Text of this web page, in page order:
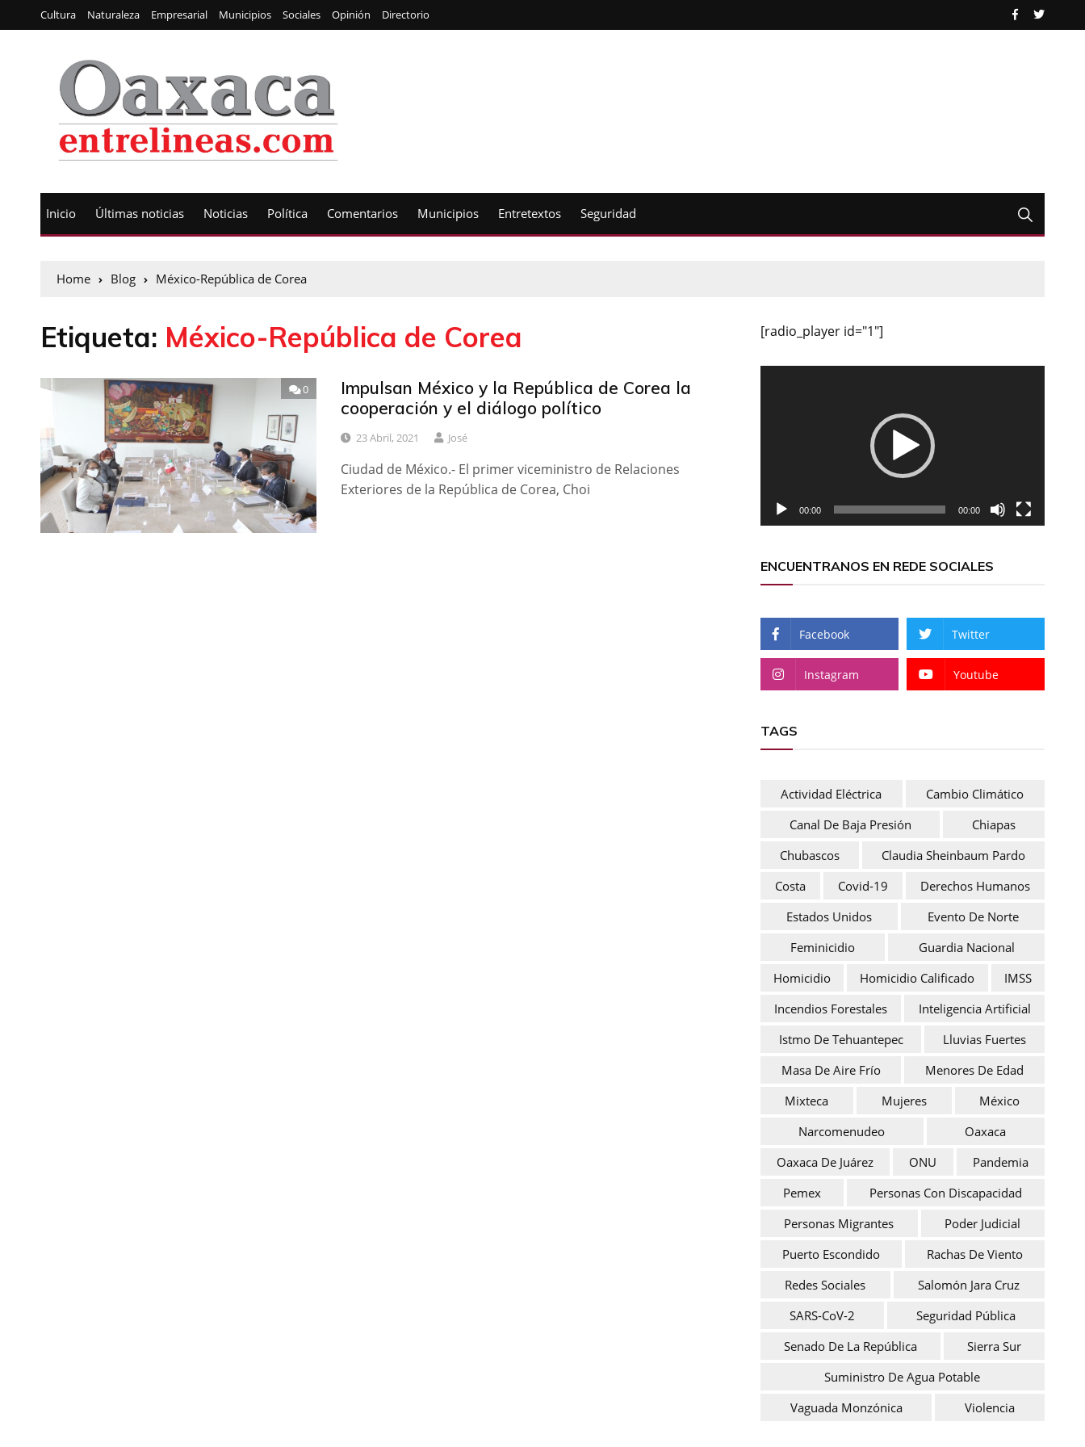
Cultura Naturaleza Empresarial Municipios Sociales Opinión Directorio
Inicio Últimas noticias Noticias Política Comentarios Municipios Entretextos Seguridad
Home Blog México-República de Corea
Etiqueta: México-República de Corea
0
Impulsan México y la República de Corea la
cooperación y el diálogo político
23 Abril, 2021 José
Ciudad de México.- El primer viceministro de Relaciones
Exteriores de la República de Corea, Choi
[radio_player id="1"]
00:00 00:00
ENCUENTRANOS EN REDE SOCIALES
Facebook Twitter
Instagram Youtube
TAGS
Actividad Eléctrica
Cambio Climático
Canal De Baja Presión
Chiapas
Chubascos
Claudia Sheinbaum Pardo
Costa
Covid-19
Derechos Humanos
Estados Unidos
Evento De Norte
Feminicidio
Guardia Nacional
Homicidio
Homicidio Calificado
IMSS
Incendios Forestales
Inteligencia Artificial
Istmo De Tehuantepec
Lluvias Fuertes
Masa De Aire Frío
Menores De Edad
Mixteca
Mujeres
México
Narcomenudeo
Oaxaca
Oaxaca De Juárez
ONU
Pandemia
Pemex
Personas Con Discapacidad
Personas Migrantes
Poder Judicial
Puerto Escondido
Rachas De Viento
Redes Sociales
Salomón Jara Cruz
SARS-CoV-2
Seguridad Pública
Senado De La República
Sierra Sur
Suministro De Agua Potable
Vaguada Monzónica
Violencia